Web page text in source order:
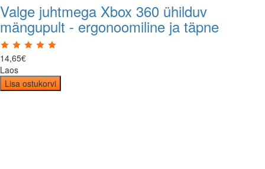
Valge juhtmega Xbox 360 ühilduv
mängupult - ergonoomiline ja täpne
14,65€
Laos
Lisa ostukorvi